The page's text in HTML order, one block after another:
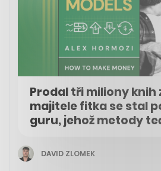
Prodal tři miliony knih
majitele fitka se stal
guru, jehož metody
DAVID ZLOMEK